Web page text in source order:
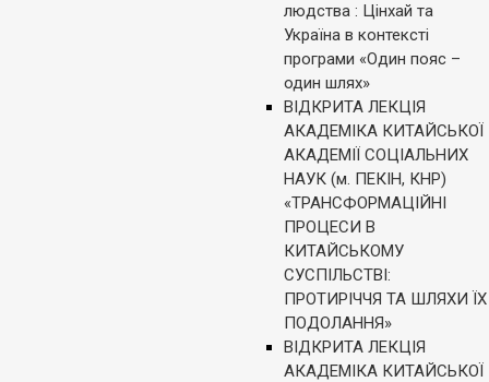
людства : Цінхай та
Україна в контексті
програми «Один пояс –
один шлях»
ВІДКРИТА ЛЕКЦІЯ
АКАДЕМІКА КИТАЙСЬКОЇ
АКАДЕМІЇ СОЦІАЛЬНИХ
НАУК (м. ПЕКІН, КНР)
«ТРАНСФОРМАЦІЙНІ
ПРОЦЕСИ В
КИТАЙСЬКОМУ
СУСПІЛЬСТВІ:
ПРОТИРІЧЧЯ ТА ШЛЯХИ ЇХ
ПОДОЛАННЯ»
ВІДКРИТА ЛЕКЦІЯ
АКАДЕМІКА КИТАЙСЬКОЇ